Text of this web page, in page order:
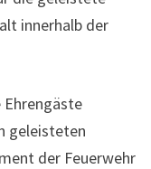
innerhalb der
geleisteten
der Feuerwehr